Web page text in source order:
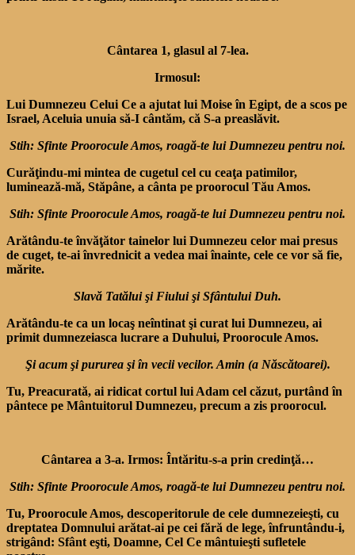
Cântarea 1, glasul al 7-lea.
Irmosul:
Lui Dumnezeu Celui Ce a ajutat lui Moise în Egipt, de a scos pe
Israel, Aceluia unuia să-I cântăm, că S-a preaslăvit.
Stih: Sfinte Proorocule Amos, roagă-te lui Dumnezeu pentru noi.
Curăţindu-mi mintea de cugetul cel cu ceaţa patimilor,
luminează-mă, Stăpâne, a cânta pe proorocul Tău Amos.
Stih: Sfinte Proorocule Amos, roagă-te lui Dumnezeu pentru noi.
Arătându-te învăţător tainelor lui Dumnezeu celor mai presus
de cuget, te-ai învrednicit a vedea mai înainte, cele ce vor să fie,
mărite.
Slavă Tatălui şi Fiului şi Sfântului Duh.
Arătându-te ca un locaş neîntinat şi curat lui Dumnezeu, ai
primit dumnezeiasca lucrare a Duhului, Proorocule Amos.
Şi acum şi pururea şi în vecii vecilor. Amin (a Născătoarei).
Tu, Preacurată, ai ridicat cortul lui Adam cel căzut, purtând în
pântece pe Mântuitorul Dumnezeu, precum a zis proorocul.
Cântarea a 3-a. Irmos: Întăritu-s-a prin credinţă…
Stih: Sfinte Proorocule Amos, roagă-te lui Dumnezeu pentru noi.
Tu, Proorocule Amos, descoperitorule de cele dumnezeieşti, cu
dreptatea Domnului arătat-ai pe cei fără de lege, înfruntându-i,
strigând: Sfânt eşti, Doamne, Cel Ce mântuieşti sufletele